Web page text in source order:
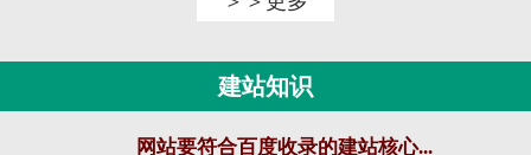
建站知识
网站要符合百度收录的建站核心...